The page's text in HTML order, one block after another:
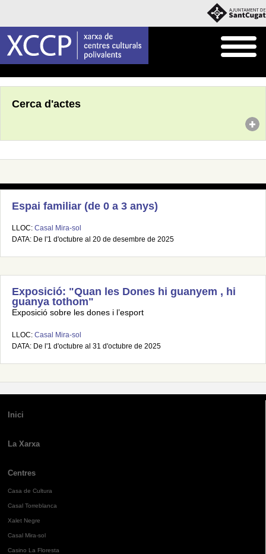
Cerca d'actes
Espai familiar (de 0 a 3 anys)
LLOC: Casal Mira-sol
DATA: De l'1 d'octubre al 20 de desembre de 2025
Exposició: "Quan les Dones hi guanyem , hi
guanya tothom"
Exposició sobre les dones i l’esport
LLOC: Casal Mira-sol
DATA: De l'1 d'octubre al 31 d'octubre de 2025
Inici
La Xarxa
Centres
Casa de Cultura
Casal Torreblanca
Xalet Negre
Casal Mira-sol
Casino La Floresta